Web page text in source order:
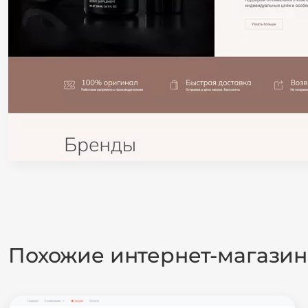
Похожие интернет-